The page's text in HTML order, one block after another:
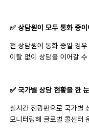
✅ 상담원이 모두 통화 중
전 상담원이 통화 중일 경
이탈 없이 상담을 이어갈
✅ 국가별 상담 현황을 한
실시간 전광판으로 국가별
모니터링해 글로벌 콜센터